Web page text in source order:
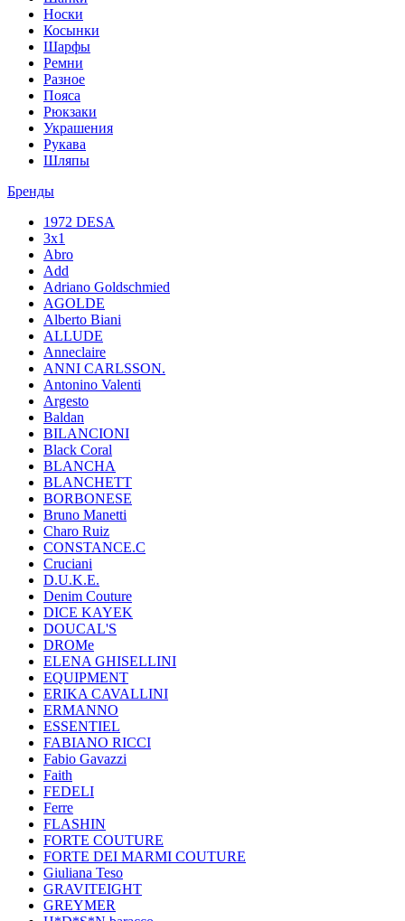
Носки
Косынки
Шарфы
Ремни
Разное
Пояса
Рюкзаки
Украшения
Рукава
Шляпы
Бренды
1972 DESA
3x1
Abro
Add
Adriano Goldschmied
AGOLDE
Alberto Biani
ALLUDE
Anneclaire
ANNI CARLSSON.
Antonino Valenti
Argesto
Baldan
BILANCIONI
Black Coral
BLANCHA
BLANCHETT
BORBONESE
Bruno Manetti
Charo Ruiz
CONSTANCE.C
Cruciani
D.U.K.E.
Denim Couture
DICE KAYEK
DOUCAL'S
DROMe
ELENA GHISELLINI
EQUIPMENT
ERIKA CAVALLINI
ERMANNO
ESSENTIEL
FABIANO RICCI
Fabio Gavazzi
Faith
FEDELI
Ferre
FLASHIN
FORTE COUTURE
FORTE DEI MARMI COUTURE
Giuliana Teso
GRAVITEIGHT
GREYMER